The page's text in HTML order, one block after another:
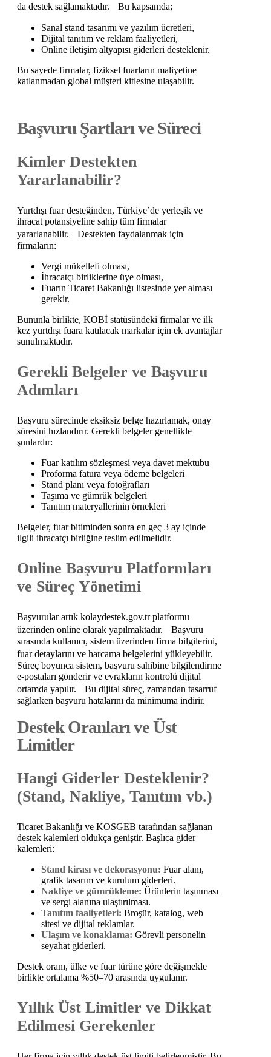
da destek sağlamaktadır. Bu kapsamda;
Sanal stand tasarımı ve yazılım ücretleri,
Dijital tanıtım ve reklam faaliyetleri,
Online iletişim altyapısı giderleri desteklenir.
Bu sayede firmalar, fiziksel fuarların maliyetine
katlanmadan global müşteri kitlesine ulaşabilir.
Başvuru Şartları ve Süreci
Kimler Destekten
Yararlanabilir?
Yurtdışı fuar desteğinden, Türkiye’de yerleşik ve
ihracat potansiyeline sahip tüm firmalar
yararlanabilir. Destekten faydalanmak için
firmaların:
Vergi mükellefi olması,
İhracatçı birliklerine üye olması,
Fuarın Ticaret Bakanlığı listesinde yer alması
gerekir.
Bununla birlikte, KOBİ statüsündeki firmalar ve ilk
kez yurtdışı fuara katılacak markalar için ek avantajlar
sunulmaktadır.
Gerekli Belgeler ve Başvuru
Adımları
Başvuru sürecinde eksiksiz belge hazırlamak, onay
süresini hızlandırır. Gerekli belgeler genellikle
şunlardır:
Fuar katılım sözleşmesi veya davet mektubu
Proforma fatura veya ödeme belgeleri
Stand planı veya fotoğrafları
Taşıma ve gümrük belgeleri
Tanıtım materyallerinin örnekleri
Belgeler, fuar bitiminden sonra en geç 3 ay içinde
ilgili ihracatçı birliğine teslim edilmelidir.
Online Başvuru Platformları
ve Süreç Yönetimi
Başvurular artık kolaydestek.gov.tr platformu
üzerinden online olarak yapılmaktadır. Başvuru
sırasında kullanıcı, sistem üzerinden firma bilgilerini,
fuar detaylarını ve harcama belgelerini yükleyebilir.
Süreç boyunca sistem, başvuru sahibine bilgilendirme
e-postaları gönderir ve evrakların kontrolü dijital
ortamda yapılır. Bu dijital süreç, zamandan tasarruf
sağlarken başvuru hatalarını da minimuma indirir.
Destek Oranları ve Üst
Limitler
Hangi Giderler Desteklenir?
(Stand, Nakliye, Tanıtım vb.)
Ticaret Bakanlığı ve KOSGEB tarafından sağlanan
destek kalemleri oldukça geniştir. Başlıca gider
kalemleri:
Stand kirası ve dekorasyonu: Fuar alanı,
grafik tasarım ve kurulum giderleri.
Nakliye ve gümrükleme: Ürünlerin taşınması
ve sergi alanına ulaştırılması.
Tanıtım faaliyetleri: Broşür, katalog, web
sitesi ve dijital reklamlar.
Ulaşım ve konaklama: Görevli personelin
seyahat giderleri.
Destek oranı, ülke ve fuar türüne göre değişmekle
birlikte ortalama %50–70 arasında uygulanır.
Yıllık Üst Limitler ve Dikkat
Edilmesi Gerekenler